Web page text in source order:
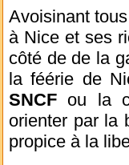
Avoisinant
à Nice et ses
côté de de la
la féérie de
SNCF ou la
orienter par la
propice à la